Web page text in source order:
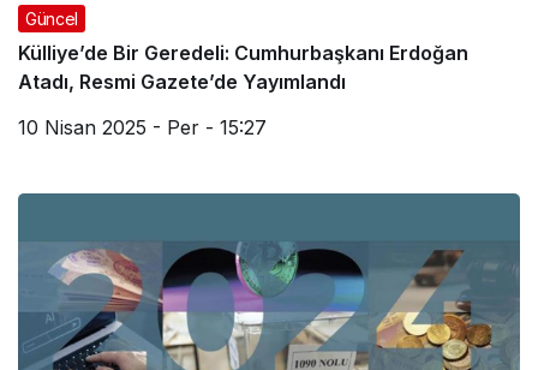
Güncel
Külliye’de Bir Geredeli: Cumhurbaşkanı Erdoğan
Atadı, Resmi Gazete’de Yayımlandı
10 Nisan 2025 - Per - 15:27